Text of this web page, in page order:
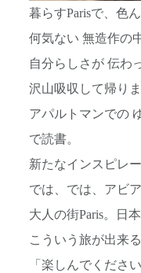
暮らすParisで、色
何気ない 無造作の
自分らしさが 伝わ
沢山吸収して帰りま
アパルトマンでの
で読書。
新たなインスピレ
では、では、アビ
大人の街Paris。日
こういう旅が出来
「楽しんでくださ